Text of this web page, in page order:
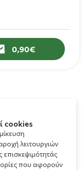
0,90
cookies
λειτουργιών
επισκεψιμότητάς
που αφορούν